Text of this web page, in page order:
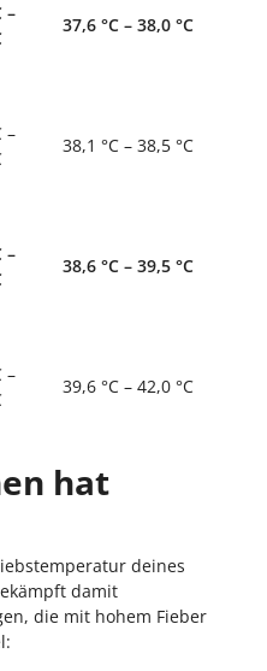
–
37,6 °C – 38,0 °C
–
38,1 °C – 38,5 °C
–
38,6 °C – 39,5 °C
–
39,6 °C – 42,0 °C
hat
deines
damit
die mit hohem Fieber